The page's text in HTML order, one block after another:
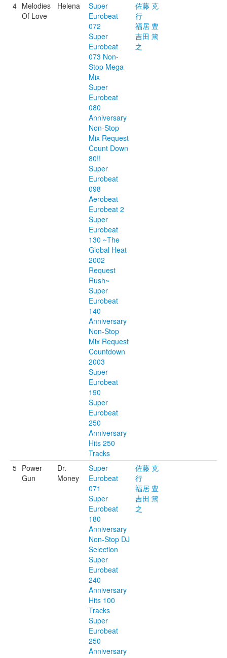
4 Melodies
Of Love
Helena
Super
Eurobeat
072
Super
Eurobeat
073 Non-
Stop Mega
Mix
Super
Eurobeat
080
Anniversary
Non-Stop
Mix Request
Count Down
80!!
Super
Eurobeat
098
Aerobeat
Eurobeat 2
Super
Eurobeat
130 ~The
Global Heat
2002
Request
Rush~
Super
Eurobeat
140
Anniversary
Non-Stop
Mix Request
Countdown
2003
Super
Eurobeat
190
Super
Eurobeat
250
Anniversary
Hits 250
Tracks
佐藤 克
行
福居 豊
吉田 篤
之
5 Power
Gun
Dr.
Money
Super
Eurobeat
071
Super
Eurobeat
180
Anniversary
Non-Stop DJ
Selection
Super
Eurobeat
240
Anniversary
Hits 100
Tracks
Super
Eurobeat
250
Anniversary
佐藤 克
行
福居 豊
吉田 篤
之